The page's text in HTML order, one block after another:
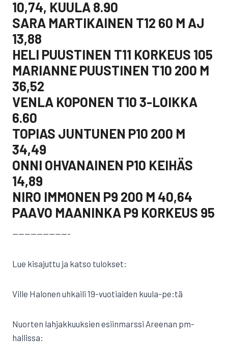
10,74, KUULA 8.90
SARA MARTIKAINEN T12 60 M AJ
13,88
HELI PUUSTINEN T11 KORKEUS 105
MARIANNE PUUSTINEN T10 200 M
36,52
VENLA KOPONEN T10 3-LOIKKA
6.60
TOPIAS JUNTUNEN P10 200 M
34,49
ONNI OHVANAINEN P10 KEIHÄS
14,89
NIRO IMMONEN P9 200 M 40,64
PAAVO MAANINKA P9 KORKEUS 95
—————————-
Lue kisajuttu ja katso tulokset:
Ville Halonen uhkaili 19-vuotiaiden kuula-pe:tä
Nuorten lahjakkuuksien esiinmarssi Areenan pm-
hallissa: